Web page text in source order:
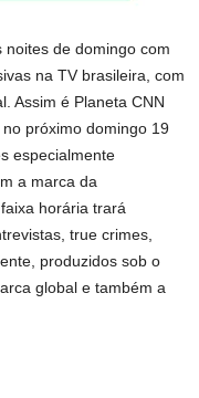
de domingo com
na TV brasileira, com
Assim é Planeta CNN
próximo domingo 19
especialmente
a marca da
horária trará
true crimes,
produzidos sob o
global e também a